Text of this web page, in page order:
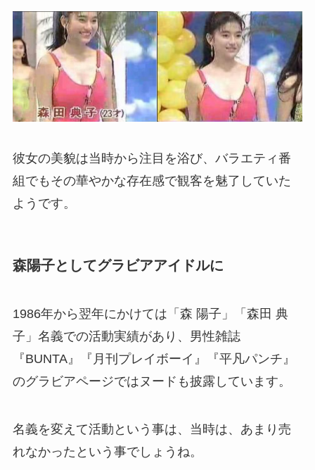
彼女の美貌は当時から注目を浴び、バラエティ番
組でもその華やかな存在感で観客を魅了していた
ようです。
森陽子としてグラビアアイドルに
1986年から翌年にかけては「森 陽子」「森田 典
子」名義での活動実績があり、男性雑誌
『BUNTA』『月刊プレイボーイ』『平凡パンチ』
のグラビアページではヌードも披露しています。
名義を変えて活動という事は、当時は、あまり売
れなかったという事でしょうね。